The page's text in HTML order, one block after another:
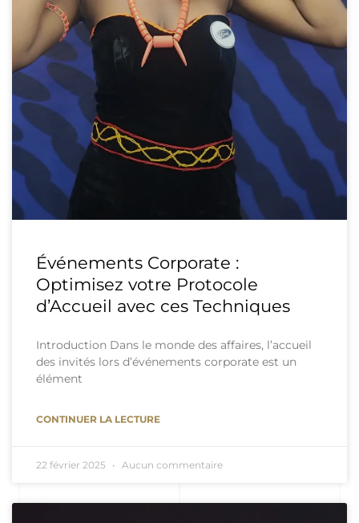
Événements Corporate :
Optimisez votre Protocole
d’Accueil avec ces Techniques
Introduction Dans le monde des affaires, l’accueil
des invités lors d’événements corporate est un
élément
CONTINUER LA LECTURE
22 février 2025 Aucun commentaire